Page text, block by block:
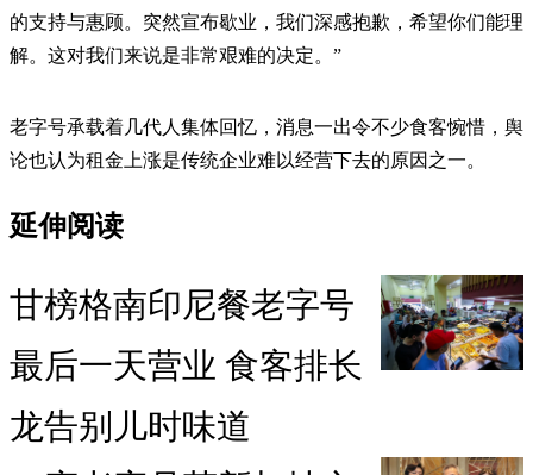
的支持与惠顾。突然宣布歇业，我们深感抱歉，希望你们能理
解。这对我们来说是非常艰难的决定。”
老字号承载着几代人集体回忆，消息一出令不少食客惋惜，舆
论也认为租金上涨是传统企业难以经营下去的原因之一。
延伸阅读
甘榜格南印尼餐老字号
最后一天营业 食客排长
龙告别儿时味道